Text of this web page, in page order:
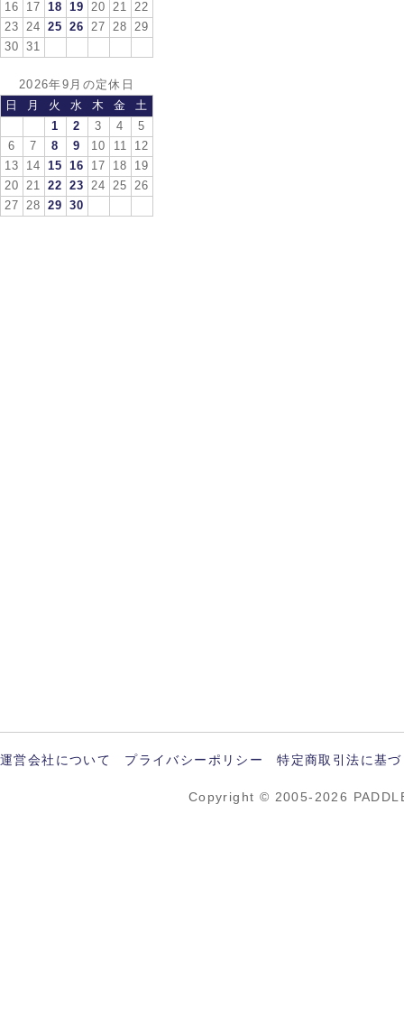
16
17 18 19 20 21
22
23
24 25 26 27 28
29
30
31
2026年9月の定休日
日
月 火 水 木 金
土
1
2 3 4
5
6
7 8 9 10 11
12
13
14 15 16 17 18
19
20
21 22 23 24 25
26
27
28 29 30
運営会社について プライバシーポリシー 特定商取引法に基
Copyright © 2005-2026